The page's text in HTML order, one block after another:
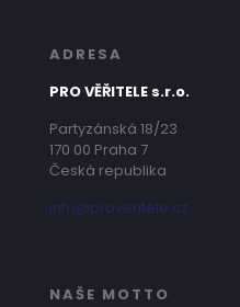
ADRESA
PRO VĚŘITELE s.r.o.
Partyzánská 18/23
170 00 Praha 7
Česká republika
info@proveritele.cz
NAŠE MOTTO